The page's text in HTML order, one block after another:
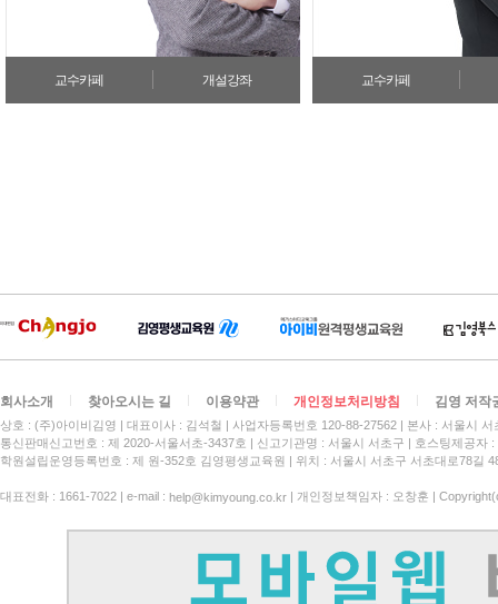
교수카페 개설강좌 교수카페
회사소개 찾아오시는 길 이용약관 개인정보처리방침 김영 저작
상호 : (주)아이비김영 대표이사 : 김석철 사업자등록번호 120-88-27562
본사 : 서울시
통신판매신고번호 : 제 2020-서울서초-3437호
신고기관명 : 서울시 서초구
호스팅제공자
학원설립운영등록번호 : 제 원-352호 김영평생교육원 | 위치 : 서울시 서초구 서초대로78길
대표전화 : 1661-7022 | e-mail : help@kimyoung.co.kr | 개인정보책임자 : 오창훈 |